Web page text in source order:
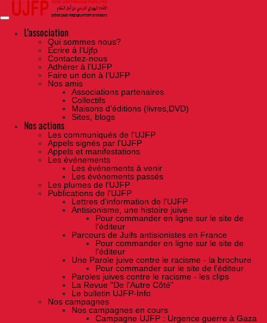
Skip
the
contentL'association
Qui sommes nous?
Ecrire à l’Ujfp
Contactez-nous
Adhérer à l’UJFP
Faire un don à l’UJFP
Nos amis
Associations partenaires
Collectifs
Maisons d’éditions (livres,DVD)
Sites, blogs
Nos actions
Les communiqués de l'UJFP
Appels signés par l'UJFP
Appels et manifestations
Les événements
Les événements à venir
Les événements passés
Les plumes de l'UJFP
Publications de l'UJFP
Lettres d'information de l'UJFP
Antisionisme, une histoire juive
Pour commander en ligne sur le site de
l'éditeur
Parcours de Juifs antisionistes en France
Pour commander en ligne sur le site de
l'éditeur
Une Parole juive contre le racisme - la brochure
Pour commander sur le site de l'éditeur
Paroles juives contre le racisme - les clips
La Revue "De l'Autre Côté"
Le bulletin UJFP-Info
Nos campagnes
Nos campagnes en cours
Campagne UJFP : Urgence guerre à Gaza